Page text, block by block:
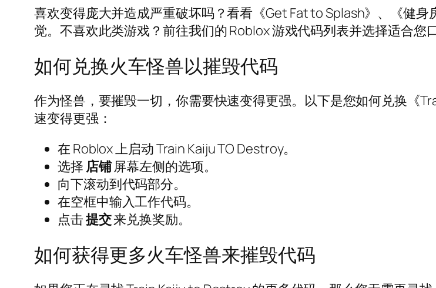
喜欢变得庞大并造成严重破坏吗？看看《Get Fat to Splash》、《健
觉。不喜欢此类游戏？前往我们的 Roblox 游戏代码列表并选择适合您
如何兑换火车怪兽以摧毁代码
作为怪兽，要摧毁一切，你需要快速变得更强。以下是您如何兑换《
速变得更强：
在 Roblox 上启动 Train Kaiju TO Destroy。
选择店铺屏幕左侧的选项。
向下滚动到代码部分。
在空框中输入工作代码。
点击提交来兑换奖励。
如何获得更多火车怪兽来摧毁代码